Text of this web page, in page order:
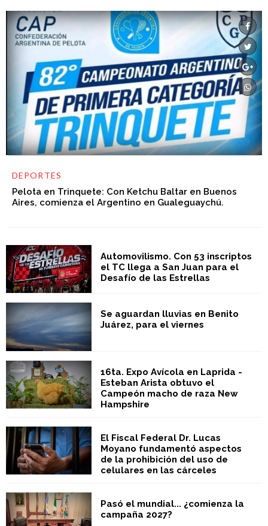
DEPORTES
Pelota en Trinquete: Con Ketchu Baltar en Buenos
Aires, comienza el Argentino en Gualeguaychú.
Automovilismo. Con 53 inscriptos
el TC llega a San Juan para el
Desafío de las Estrellas
Se aguardan lluvias en Benito
Juárez, para el viernes
16ta. Expo Avícola en Laprida -
Esteban Arista obtuvo el
Campeón macho de raza New
Hampshire
El Fiscal Federal Dr. Lucas
Moyano fundamentó aspectos
de la prohibición del uso de
celulares en las cárceles
Pasó el mundial... ¿comienza la
campaña 2027?